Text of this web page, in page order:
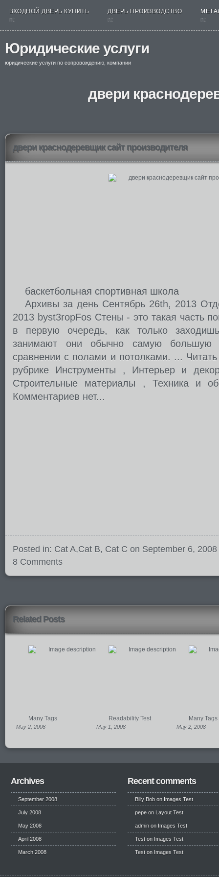
ВХОДНОЙ ДВЕРЬ КУПИТЬ
nt
ДВЕРЬ ПРОИЗВОДСТВО
nt
nt
Юридические услуги
юридические услуги по сопровождению, компании
двери
двери краснодеревщик сайт производителя
баскетбольная спортивная школа
Архивы за день Сентябрь 26th, 2013
2013 byst3ropFos Стены - это такая часть
в первую очередь, как только
занимают они обычно самую большую
сравнении с полами и потолками. ...
рубрике Инструменты , Интерьер и
Строительные материалы , Техника и
Комментариев нет...
Posted in: Cat A,Cat B, Cat C on September 6, 2008
8 Comments
Related Posts
Many Tags
May 2, 2008
Readability Test
May 1, 2008
Many Tags
May 2, 2008
Archives
September 2008
July 2008
May 2008
April 2008
March 2008
Recent comments
Billy Bob on Images Test
pepe on Layout Test
admin on Images Test
Test on Images Test
Test on Images Test